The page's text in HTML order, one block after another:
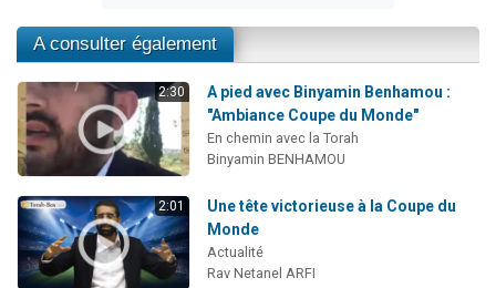
A consulter également
2:30
A pied avec Binyamin Benhamou :
"Ambiance Coupe du Monde"
En chemin avec la Torah
Binyamin BENHAMOU
2:01
Une tête victorieuse à la Coupe du
Monde
Actualité
Rav Netanel ARFI